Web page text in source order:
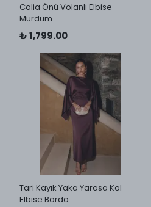
Calia Önü Volanlı Elbise
Mürdüm
₺ 1,799.00
Tari Kayık Yaka Yarasa Kol
Elbise Bordo